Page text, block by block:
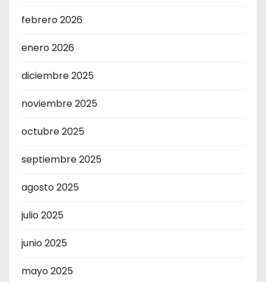
febrero 2026
enero 2026
diciembre 2025
noviembre 2025
octubre 2025
septiembre 2025
agosto 2025
julio 2025
junio 2025
mayo 2025